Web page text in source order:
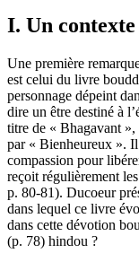
I. Un
Une première
est celui du livre
personnage dépeint
dire un être destiné à
titre de « Bhagavant
par « Bienheureux ».
compassion pour
reçoit régulièrement
p. 80-81). Ducoeur
dans lequel ce livre
dans cette dévotion
(p. 78) hindou ?